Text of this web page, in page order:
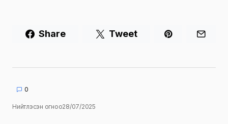
Share Tweet
0
Нийтлэсэн огноо28/07/2025